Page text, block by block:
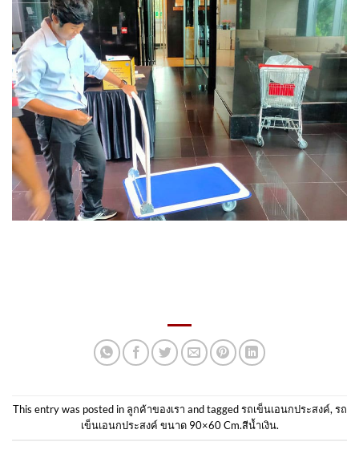
This entry was posted in ลูกค้าของเรา and taggedรถเข็นเอนกประสงค์,รถ
เข็นเอนกประสงค์ ขนาด 90×60 Cm.สีน้ำเงิน.